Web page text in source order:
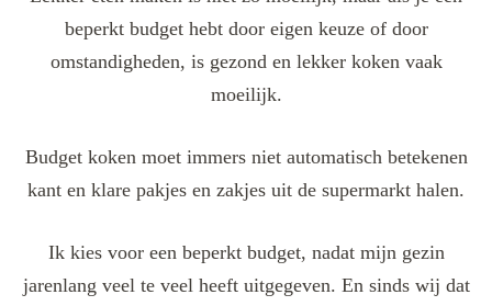
beperkt budget hebt door eigen keuze of door
omstandigheden, is gezond en lekker koken vaak
moeilijk.
Budget koken moet immers niet automatisch betekenen
kant en klare pakjes en zakjes uit de supermarkt halen.
Ik kies voor een beperkt budget, nadat mijn gezin
jarenlang veel te veel heeft uitgegeven. En sinds wij dat